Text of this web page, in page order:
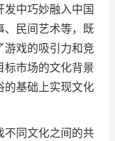
中巧妙融入中国
、民间艺术等，既
游戏的吸引力和竞
市场的文化背景
的基础上实现文化
不同文化之间的共